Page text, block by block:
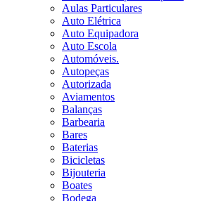
Aulas Particulares
Auto Elétrica
Auto Equipadora
Auto Escola
Automóveis.
Autopeças
Autorizada
Aviamentos
Balanças
Barbearia
Bares
Baterias
Bicicletas
Bijouteria
Boates
Bodega